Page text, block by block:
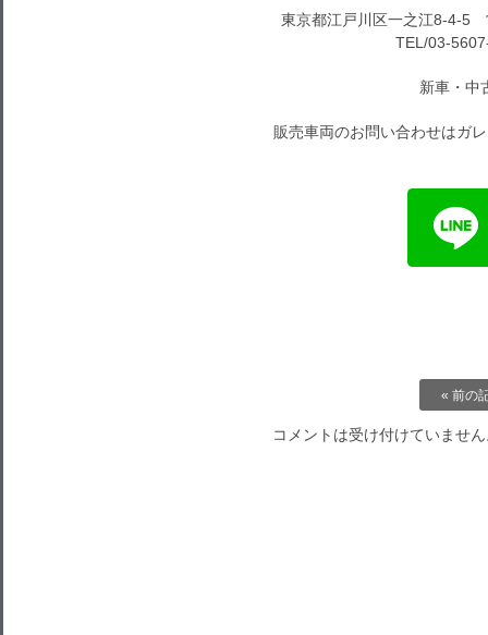
東京都江戸川区一之江8-4-5
TEL/03-
新車・中
販売車両のお問い合わせはガ
« 前の
コメントは受け付けていませ